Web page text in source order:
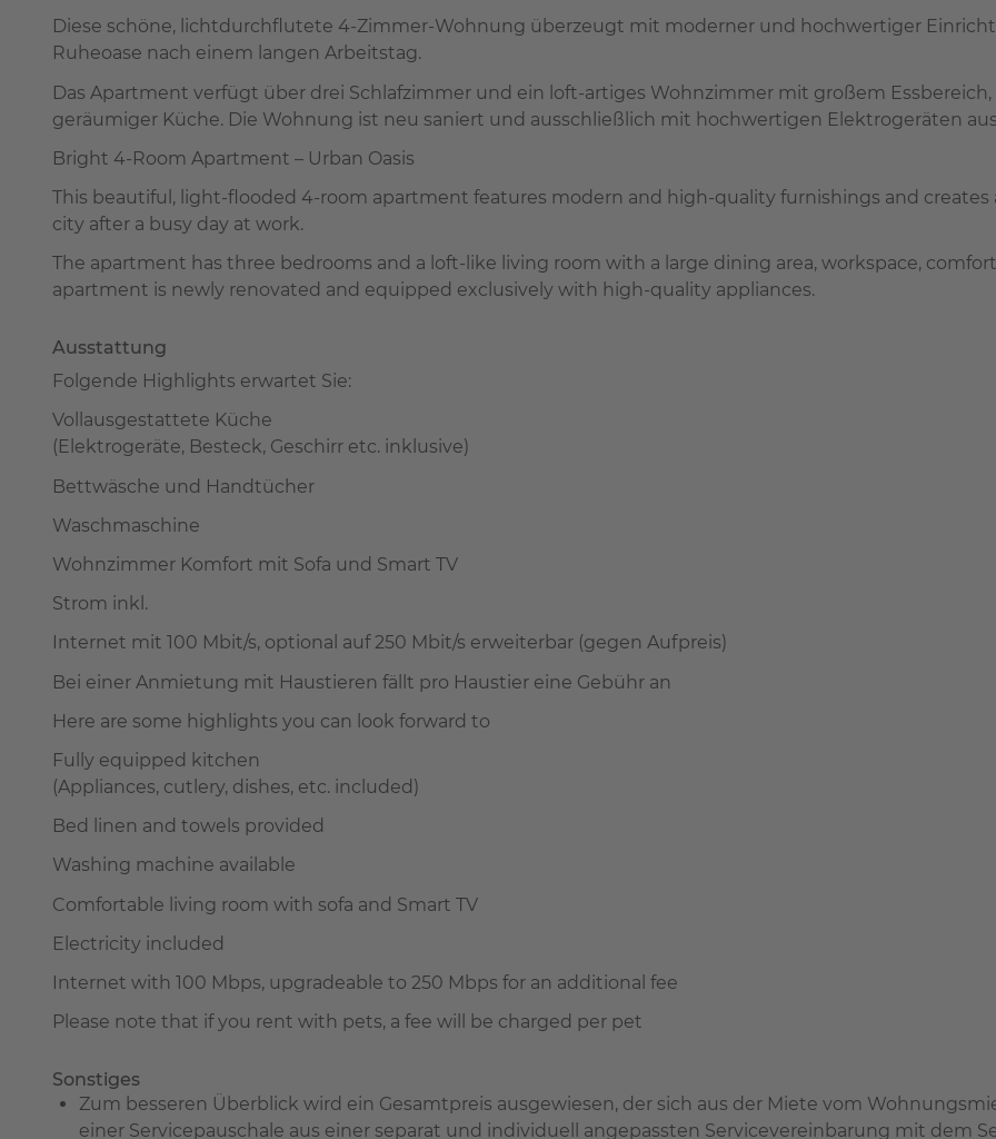
Diese schöne, lichtdurchflutete 4-Zimmer-Wohnung überzeugt mit moderner und hochwertiger
Ruheoase nach einem langen Arbeitstag.
Das Apartment verfügt über drei Schlafzimmer und ein loft-artiges Wohnzimmer mit großem
geräumiger Küche. Die Wohnung ist neu saniert und ausschließlich mit hochwertigen Elektrogeräten
Bright 4-Room Apartment – Urban Oasis
This beautiful, light-flooded 4-room apartment features modern and high-quality furnishings and
city after a busy day at work.
The apartment has three bedrooms and a loft-like living room with a large dining area, workspace,
apartment is newly renovated and equipped exclusively with high-quality appliances.
Ausstattung
Folgende Highlights erwartet Sie:
Vollausgestattete Küche
(Elektrogeräte, Besteck, Geschirr etc. inklusive)
Bettwäsche und Handtücher
Waschmaschine
Wohnzimmer Komfort mit Sofa und Smart TV
Strom inkl.
Internet mit 100 Mbit/s, optional auf 250 Mbit/s erweiterbar (gegen Aufpreis)
Bei einer Anmietung mit Haustieren fällt pro Haustier eine Gebühr an
Here are some highlights you can look forward to
Fully equipped kitchen
(Appliances, cutlery, dishes, etc. included)
Bed linen and towels provided
Washing machine available
Comfortable living room with sofa and Smart TV
Electricity included
Internet with 100 Mbps, upgradeable to 250 Mbps for an additional fee
Please note that if you rent with pets, a fee will be charged per pet
Sonstiges
Zum besseren Überblick wird ein Gesamtpreis ausgewiesen, der sich aus der Miete vom
einer Servicepauschale aus einer separat und individuell angepassten Servicevereinbarung mit dem